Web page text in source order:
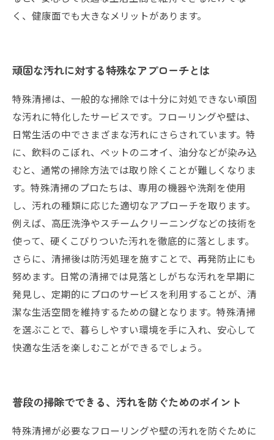
く、健康面でも大きなメリットがあります。
頑固な汚れに対する特殊なアプローチとは
特殊清掃は、一般的な掃除では十分に対処できない頑固
な汚れに特化したサービスです。フローリングや壁は、
日常生活の中でさまざまな汚れにさらされています。特
に、飲料のこぼれ、ペットのニオイ、油分などが染み込
むと、通常の掃除方法では取り除くことが難しくなりま
す。特殊清掃のプロたちは、専用の機器や洗剤を使用
し、汚れの種類に応じた適切なアプローチを取ります。
例えば、高圧洗浄やスチームクリーニングなどの技術を
使って、硬くこびりついた汚れを徹底的に落とします。
さらに、清掃後は防汚処理を施すことで、再発防止にも
努めます。日常の清掃では見落としがちな汚れを早期に
発見し、定期的にプロのサービスを利用することが、清
潔な生活空間を維持するための鍵となります。特殊清掃
を選ぶことで、暮らしやすい環境を手に入れ、安心して
快適な生活を楽しむことができるでしょう。
普段の掃除でできる、汚れを防ぐためのポイント
特殊清掃が必要なフローリングや壁の汚れを防ぐために